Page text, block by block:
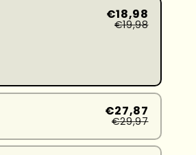
€18,98
€19,98
€27,87
€29,97